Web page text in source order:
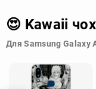
😍 Kawaii
Для Samsung Galaxy